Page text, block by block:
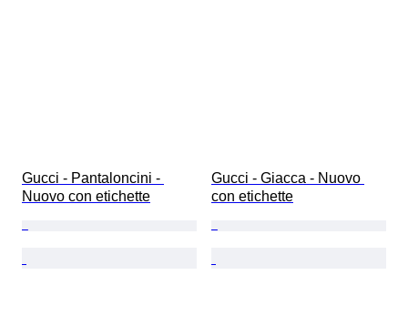
Gucci - Pantaloncini -
Nuovo con etichette
Gucci - Giacca - Nuovo
con etichette